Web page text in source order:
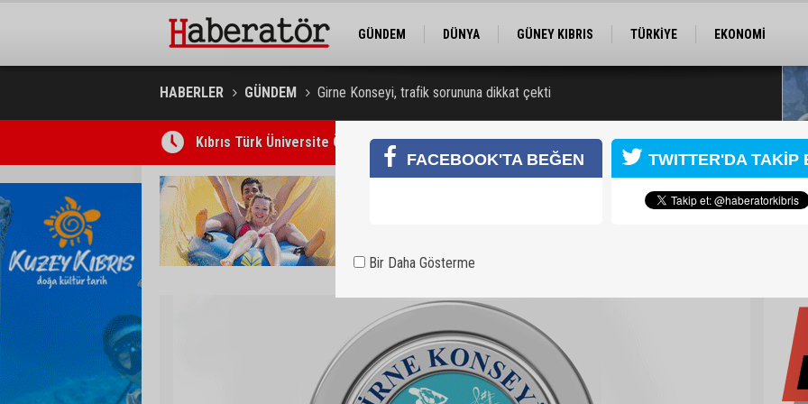
GÜNDEM DÜNYA GÜNEY KIBRIS TÜRKİYE
EKONOMİ
HABERLER GÜNDEM Girne Konseyi, trafik sorununa dikkat çekti
Kıbrıs Türk Üniversite Öğrencileri Kongresi için kayıtlar sürüyor
FACEBOOK'TA BEĞEN TWITTER'DA TAKİP
Bir Daha Gösterme